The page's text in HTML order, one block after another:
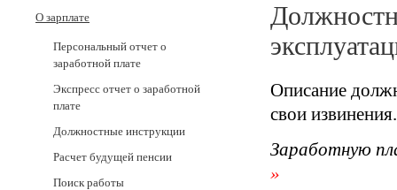
О зарплате
Персональный отчет о
заработной плате
Экспресс отчет о заработной
плате
Должностные инструкции
Расчет будущей пенсии
Поиск работы
Описание
свои извинения.
Заработную
»